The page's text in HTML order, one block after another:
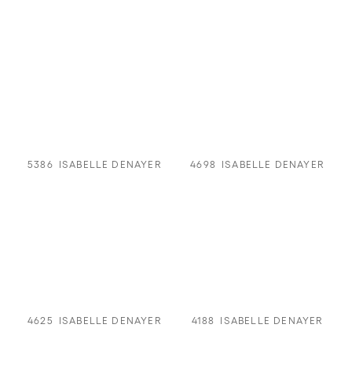
5386 ISABELLE DENAYER 4698 ISABELLE DENAYER
4625 ISABELLE DENAYER 4188 ISABELLE DENAYER